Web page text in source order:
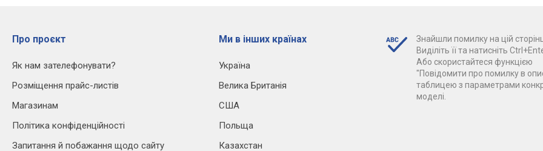
Про проєкт
Як нам зателефонувати?
Розміщення прайс-листів
Магазинам
Політика конфіденційності
Запитання й побажання щодо сайту
Ми в інших країнах
Україна
Велика Британія
США
Польща
Казахстан
Знайшли помилку на цій
Виділіть її та натисніть
Або скористайтеся функцією
"Повідомити про помилку в
таблицею з параметрами
моделі.